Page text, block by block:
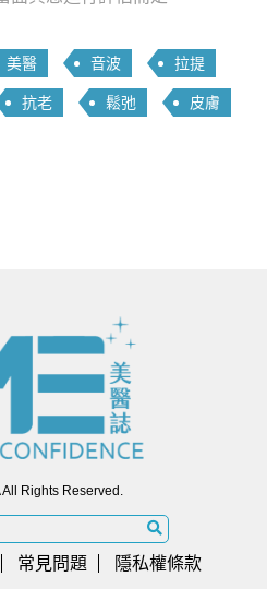
美醫 音波 拉提
抗老 鬆弛 皮膚
Rights Reserved.
常見問題 隱私權條款